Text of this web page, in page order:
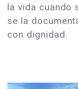
la vida cuando
se la
con dignidad.